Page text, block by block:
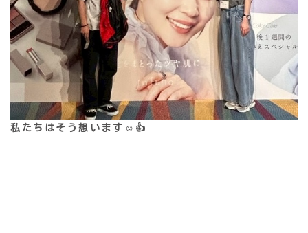
私たちはそう想います☺️👍